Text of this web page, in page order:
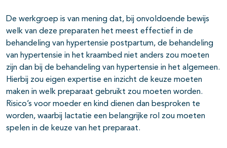
De werkgroep is van mening dat, bij onvoldoende bewijs
welk van deze preparaten het meest effectief in de
behandeling van hypertensie postpartum, de behandeling
van hypertensie in het kraambed niet anders zou moeten
zijn dan bij de behandeling van hypertensie in het algemeen.
Hierbij zou eigen expertise en inzicht de keuze moeten
maken in welk preparaat gebruikt zou moeten worden.
Risico’s voor moeder en kind dienen dan besproken te
worden, waarbij lactatie een belangrijke rol zou moeten
spelen in de keuze van het preparaat.